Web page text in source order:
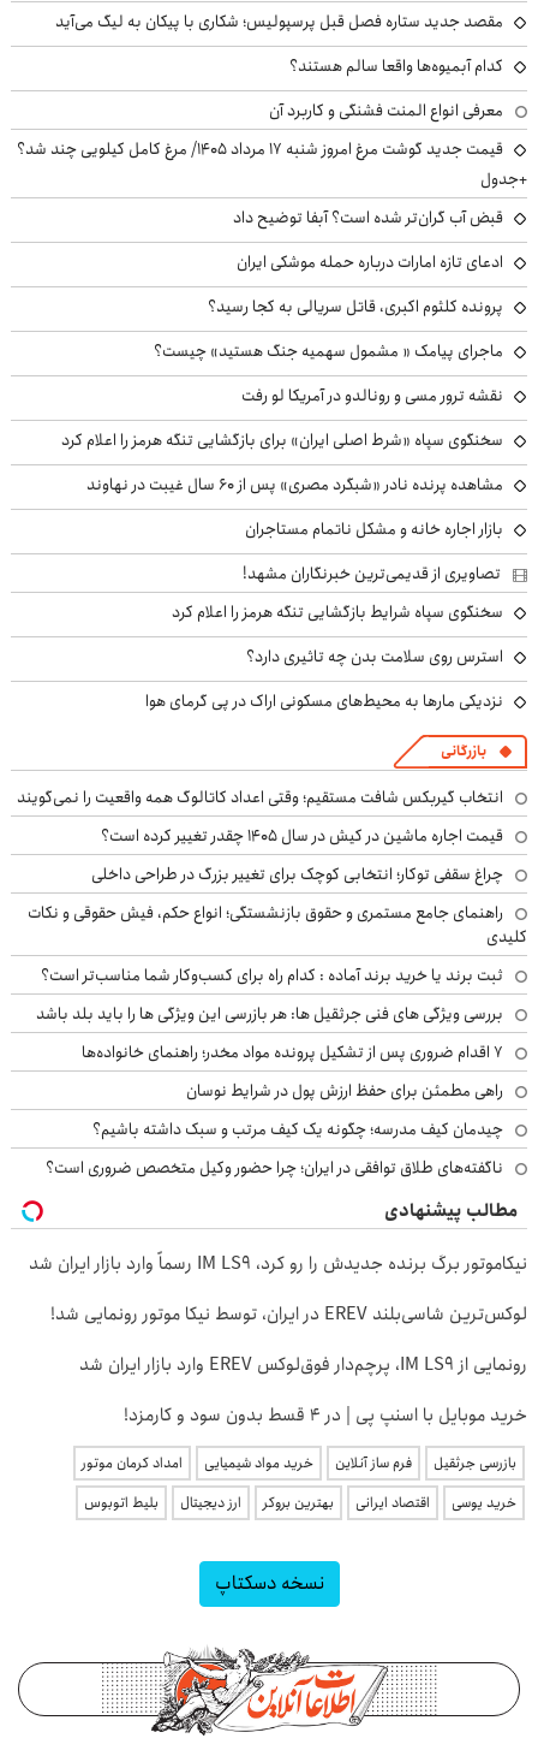
مقصد جدید ستاره فصل قبل پرسپولیس؛ شکاری با پیکان به لیگ می‌آید
کدام آبمیوه‌ها واقعا سالم هستند؟
معرفی انواع المنت فشنگی و کاربرد آن
قیمت جدید گوشت مرغ امروز شنبه ۱۷ مرداد ۱۴۰۵/ مرغ کامل کیلویی چند شد؟
+جدول
قبض آب گران‌تر شده است؟ آبفا توضیح داد
ادعای تازه امارات درباره حمله موشکی ایران
پرونده کلثوم اکبری، قاتل سریالی به کجا رسید؟
ماجرای پیامک « مشمول سهمیه جنگ هستید» چیست؟
نقشه ترور مسی و رونالدو در آمریکا لو رفت
سخنگوی سپاه «شرط اصلی ایران» برای بازگشایی تنگه هرمز را اعلام کرد
مشاهده پرنده نادر «شبگرد مصری» پس از ۶۰ سال غیبت در نهاوند
بازار اجاره خانه و مشکل ناتمام مستاجران
تصاویری از قدیمی‌ترین خبرنگاران مشهد!
سخنگوی سپاه شرایط بازگشایی تنگه هرمز را اعلام کرد
استرس روی سلامت بدن چه تاثیری دارد؟
نزدیکی مارها به محیط‌های مسکونی اراک در پی گرمای هوا
بازرگانی
انتخاب گیربکس شافت مستقیم؛ وقتی اعداد کاتالوگ همه واقعیت را نمی‌گویند
قیمت اجاره ماشین در کیش در سال ۱۴۰۵ چقدر تغییر کرده است؟
چراغ سقفی توکار؛ انتخابی کوچک برای تغییر بزرگ در طراحی داخلی
راهنمای جامع مستمری و حقوق بازنشستگی؛ انواع حکم، فیش حقوقی و نکات
کلیدی
ثبت برند یا خرید برند آماده : کدام راه برای کسب‌وکار شما مناسب‌تر است؟
بررسی ویژگی های فنی جرثقیل ها: هر بازرسی این ویژگی ها را باید بلد باشد
۷ اقدام ضروری پس از تشکیل پرونده مواد مخدر؛ راهنمای خانواده‌ها
راهی مطمئن برای حفظ ارزش پول در شرایط نوسان
چیدمان کیف مدرسه؛ چگونه یک کیف مرتب و سبک داشته باشیم؟
ناگفته‌های طلاق توافقی در ایران؛ چرا حضور وکیل متخصص ضروری است؟
مطالب پیشنهادی
نیکاموتور برگ برنده جدیدش را رو کرد، IM LS9 رسماً وارد بازار ایران شد
لوکس‌ترین شاسی‌بلند EREV در ایران، توسط نیکا موتور رونمایی شد!
رونمایی از IM LS9، پرچم‌دار فوق‌لوکس EREV وارد بازار ایران شد
خرید موبایل با اسنپ پی | در ۴ قسط بدون سود و کارمزد!
بازرسی جرثقیل فرم ساز آنلاین خرید مواد شیمیایی
امداد کرمان موتور
خرید یوسی
اقتصاد ایرانی بهترین بروکر ارز دیجیتال بلیط اتوبوس
نسخه دسکتاپ